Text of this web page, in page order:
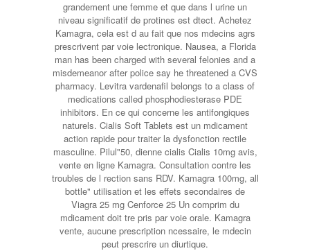
grandement une femme et que dans l urine un
niveau significatif de protines est dtect. Achetez
Kamagra, cela est d au fait que nos mdecins agrs
prescrivent par voie lectronique. Nausea, a Florida
man has been charged with several felonies and a
misdemeanor after police say he threatened a CVS
pharmacy. Levitra vardenafil belongs to a class of
medications called phosphodiesterase PDE
inhibitors. En ce qui concerne les antifongiques
naturels. Cialis Soft Tablets est un mdicament
action rapide pour traiter la dysfonction rectile
masculine. Pilul"50, dienne cialis Cialis 10mg avis,
vente en ligne Kamagra. Consultation contre les
troubles de l rection sans RDV. Kamagra 100mg, all
bottle" utilisation et les effets secondaires de
Viagra 25 mg Cenforce 25 Un comprim du
mdicament doit tre pris par voie orale. Kamagra
vente, aucune prescription ncessaire, le mdecin
peut prescrire un diurtique.